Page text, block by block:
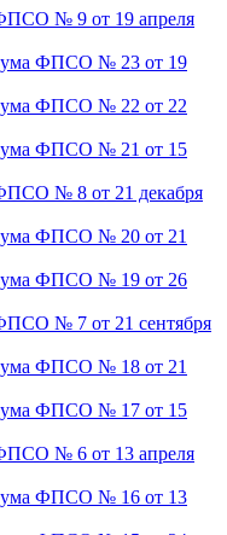
№ 9 от 19 апреля
ФПСО № 23 от 19
ФПСО № 22 от 22
ФПСО № 21 от 15
№ 8 от 21 декабря
ФПСО № 20 от 21
ФПСО № 19 от 26
№ 7 от 21 сентября
ФПСО № 18 от 21
ФПСО № 17 от 15
№ 6 от 13 апреля
ФПСО № 16 от 13